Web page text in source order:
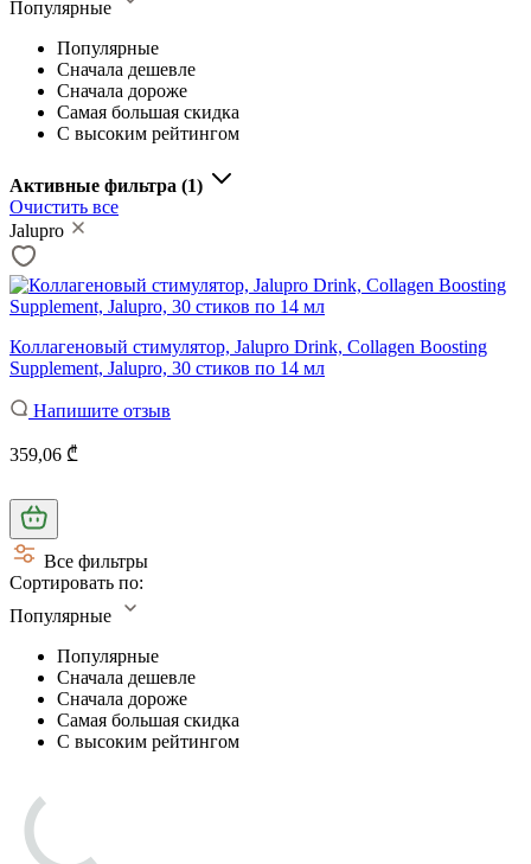
Популярные
Популярные
Сначала дешевле
Сначала дороже
Самая большая скидка
С высоким рейтингом
Активные фильтра (1)
Очистить все
Jalupro
Коллагеновый стимулятор, Jalupro Drink, Collagen Boosting
Supplement, Jalupro, 30 стиков по 14 мл
Напишите отзыв
359,06 ₾
Все фильтры
Сортировать по:
Популярные
Популярные
Сначала дешевле
Сначала дороже
Самая большая скидка
С высоким рейтингом